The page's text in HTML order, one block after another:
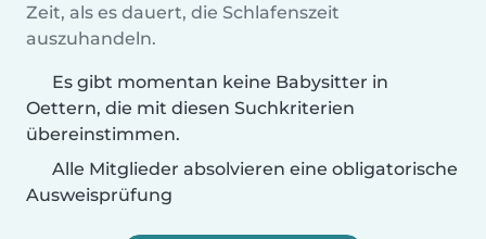
Zeit, als es dauert, die Schlafenszeit
auszuhandeln.
Es gibt momentan keine Babysitter in
Oettern, die mit diesen Suchkriterien
übereinstimmen.
Alle Mitglieder absolvieren eine obligatorische
Ausweisprüfung